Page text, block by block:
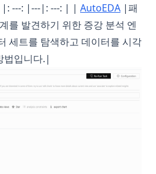
---: |---|: ---: | | AutoEDA |패
를 발견하기 위한 증강 분석 엔
세트를 탐색하고 데이터를 시각
법입니다.|